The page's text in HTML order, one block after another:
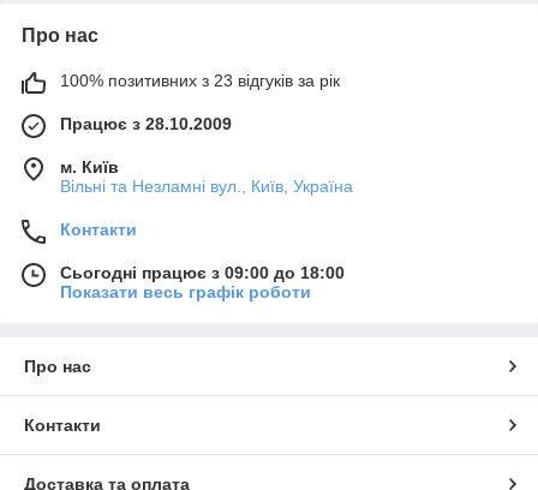
Про нас
100% позитивних з 23 відгуків за рік
Працює з 28.10.2009
м. Київ
Вільні та Незламні вул., Київ, Україна
Контакти
Сьогодні працює з 09:00 до 18:00
Показати весь графік роботи
Про нас
Контакти
Доставка та оплата